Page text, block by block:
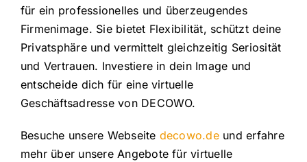
für ein professionelles und überzeugendes
Firmenimage. Sie bietet Flexibilität, schützt deine
Privatsphäre und vermittelt gleichzeitig Seriosität
und Vertrauen. Investiere in dein Image und
entscheide dich für eine virtuelle
Geschäftsadresse von DECOWO.
Besuche unsere Webseite decowo.deund erfahre
mehr über unsere Angebote für virtuelle